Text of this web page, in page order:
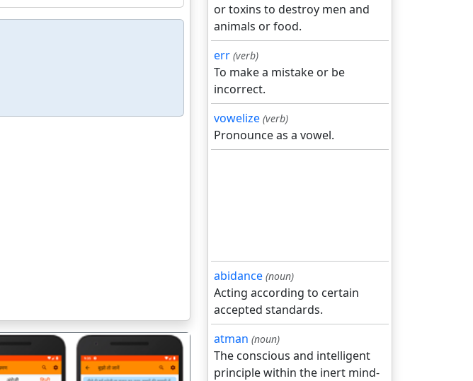
or toxins to destroy men and
animals or food.
err (verb)
To make a mistake or be
incorrect.
vowelize (verb)
Pronounce as a vowel.
abidance (noun)
Acting according to certain
accepted standards.
atman (noun)
The conscious and intelligent
principle within the inert mind-